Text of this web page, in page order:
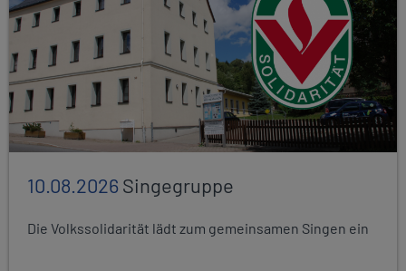
10.08.2026Singegruppe
Die Volkssolidarität lädt zum gemeinsamen Singen ein